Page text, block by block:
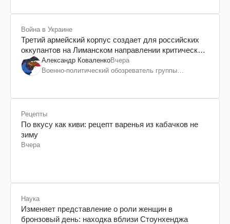
Война в Украине
Третий армейский корпус создает для российских
оккупантов на Лиманском направлении критический
дискомфорт: как это удалось
Александр КоваленкоВчера
Военно-политический обозреватель группы
Рецепты
По вкусу как киви: рецепт варенья из кабачков не
зиму
Вчера
Наука
Изменяет представление о роли женщин в
бронзовый день: находка вблизи Стоунхенджа